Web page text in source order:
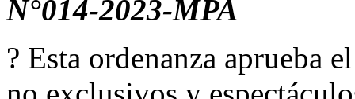
N°014-2023-MPA
? Esta ordenanza aprueba